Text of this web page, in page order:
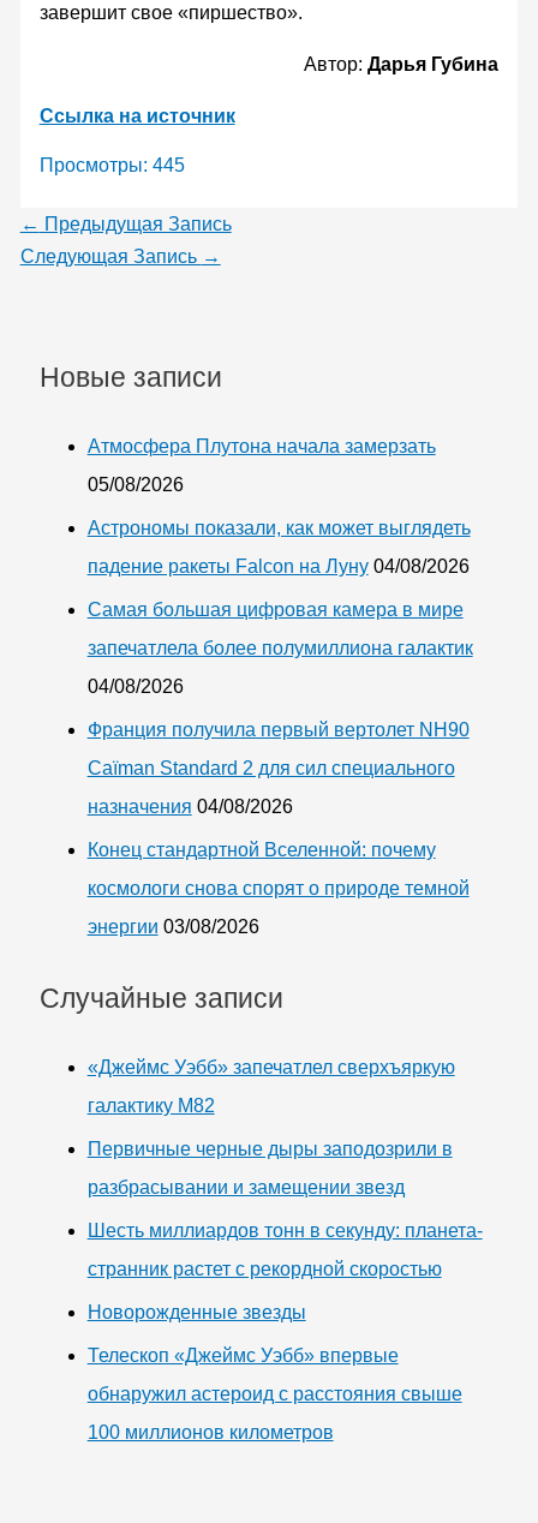
завершит свое «пиршество».
Автор:Дарья Губина
Ссылка на источник
Просмотры: 445
← Предыдущая Запись
Следующая Запись →
Новые записи
Атмосфера Плутона начала замерзать
05/08/2026
Астрономы показали, как может выглядеть
падение ракеты Falcon на Луну 04/08/2026
Самая большая цифровая камера в мире
запечатлела более полумиллиона галактик
04/08/2026
Франция получила первый вертолет NH90
Caïman Standard 2 для сил специального
назначения 04/08/2026
Конец стандартной Вселенной: почему
космологи снова спорят о природе темной
энергии 03/08/2026
Случайные записи
«Джеймс Уэбб» запечатлел сверхъяркую
галактику M82
Первичные черные дыры заподозрили в
разбрасывании и замещении звезд
Шесть миллиардов тонн в секунду: планета-
странник растет с рекордной скоростью
Новорожденные звезды
Телескоп «Джеймс Уэбб» впервые
обнаружил астероид с расстояния свыше
100 миллионов километров